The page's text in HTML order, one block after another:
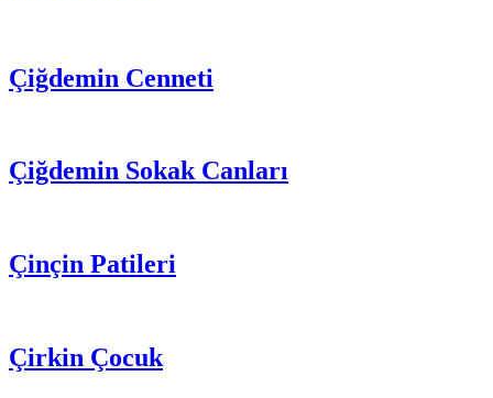
Çiğdemin Cenneti
Çiğdemin Sokak Canları
Çinçin Patileri
Çirkin Çocuk